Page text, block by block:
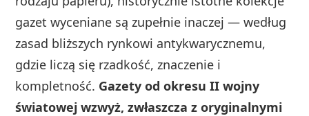
gazet wyceniane są zupełnie inaczej — według
zasad bliższych rynkowi antykwarycznemu,
gdzie liczą się rzadkość, znaczenie i
kompletność. Gazety od okresu II wojny
światowej wzwyż, zwłaszcza z oryginalnymi